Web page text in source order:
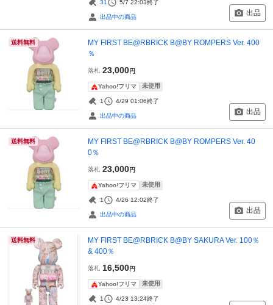
31 5/7 22:03終了
出品中の商品 出品
送料無料
MY FIRST BE@RBRICK B@BY ROMPERS Ver. 400
％
落札 23,000円
Yahoo!フリマ 未使用
1 4/29 01:06終了
出品中の商品 出品
送料無料
MY FIRST BE@RBRICK B@BY ROMPERS Ver. 40
0％
落札 23,000円
Yahoo!フリマ 未使用
1 4/26 12:02終了
出品中の商品 出品
送料無料
MY FIRST BE@RBRICK B@BY SAKURA Ver. 100％
& 400％
落札 16,500円
Yahoo!フリマ 未使用
1 4/23 13:24終了